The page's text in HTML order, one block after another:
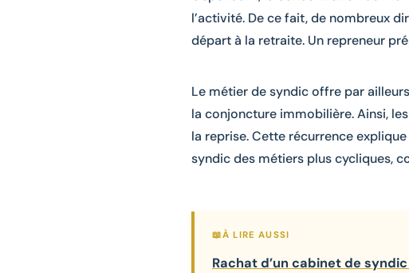
l’activité. De ce fait, de nombreux
départ à la retraite. Un repreneur
Le métier de syndic offre par
la conjoncture immobilière. Ainsi,
la reprise. Cette récurrence
syndic des métiers plus cycliques,
Rachat d’un cabinet de